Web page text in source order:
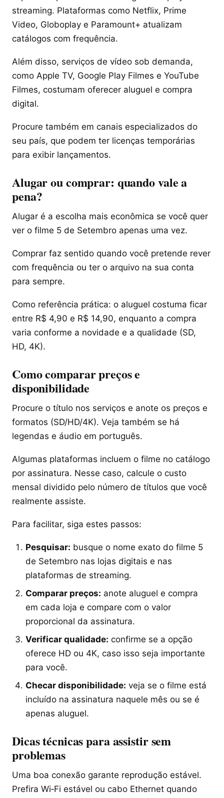
streaming. Plataformas como Netflix, Prime
Video, Globoplay e Paramount+ atualizam
catálogos com frequência.
Além disso, serviços de vídeo sob demanda,
como Apple TV, Google Play Filmes e YouTube
Filmes, costumam oferecer aluguel e compra
digital.
Procure também em canais especializados do
seu país, que podem ter licenças temporárias
para exibir lançamentos.
Alugar ou comprar: quando vale a
pena?
Alugar é a escolha mais econômica se você quer
ver o filme 5 de Setembro apenas uma vez.
Comprar faz sentido quando você pretende rever
com frequência ou ter o arquivo na sua conta
para sempre.
Como referência prática: o aluguel costuma ficar
entre R$ 4,90 e R$ 14,90, enquanto a compra
varia conforme a novidade e a qualidade (SD,
HD, 4K).
Como comparar preços e
disponibilidade
Procure o título nos serviços e anote os preços e
formatos (SD/HD/4K). Veja também se há
legendas e áudio em português.
Algumas plataformas incluem o filme no catálogo
por assinatura. Nesse caso, calcule o custo
mensal dividido pelo número de títulos que você
realmente assiste.
Para facilitar, siga estes passos:
Pesquisar: busque o nome exato do filme 5
de Setembro nas lojas digitais e nas
plataformas de streaming.
Comparar preços: anote aluguel e compra
em cada loja e compare com o valor
proporcional da assinatura.
Verificar qualidade: confirme se a opção
oferece HD ou 4K, caso isso seja importante
para você.
Checar disponibilidade: veja se o filme está
incluído na assinatura naquele mês ou se é
apenas aluguel.
Dicas técnicas para assistir sem
problemas
Uma boa conexão garante reprodução estável.
Prefira Wi‑Fi estável ou cabo Ethernet quando